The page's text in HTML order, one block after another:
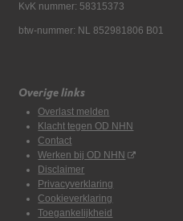
KvK nummer: 58315373
btw-nummer: NL 852981806 B01
Overige links
Overlast melden
Klacht tegen OD NHN
Contact
Werken bij OD NHN
Disclaimer
Privacyverklaring
Cookieverklaring
Toegankelijkheid